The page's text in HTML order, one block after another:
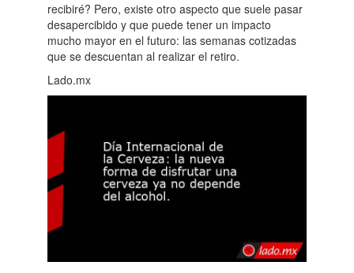
recibiré? Pero, existe otro aspecto que suele pasar
desapercibido y que puede tener un impacto
mucho mayor en el futuro: las semanas cotizadas
que se descuentan al realizar el retiro.
Lado.mx